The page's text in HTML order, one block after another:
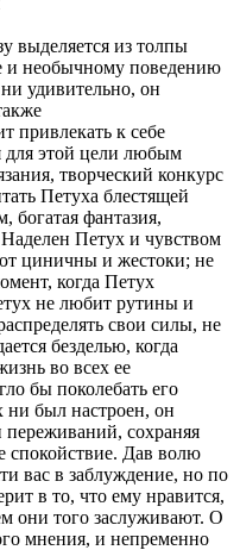
выделяется из толпы
и необычному поведению
удивительно, он
привлекать к себе
для этой цели любым
творческий конкурс
Петуха блестящей
фантазия,
Петух и чувством
циничны и жестоки; не
когда Петух
не любит рутины и
свои силы, не
безделью, когда
во всех ее
бы поколебать его
был настроен, он
переживаний, сохраняя
спокойствие. Дав волю
вас в заблуждение, но по
в то, что ему нравится,
они того заслуживают. О
мнения, и непременно